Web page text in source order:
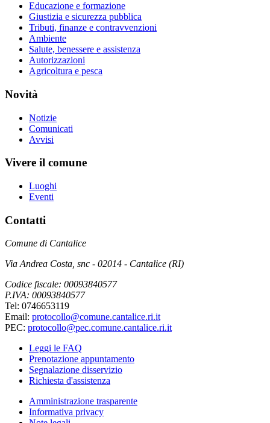
Educazione e formazione
Giustizia e sicurezza pubblica
Tributi, finanze e contravvenzioni
Ambiente
Salute, benessere e assistenza
Autorizzazioni
Agricoltura e pesca
Novità
Notizie
Comunicati
Avvisi
Vivere il comune
Luoghi
Eventi
Contatti
Comune di Cantalice
Via Andrea Costa, snc - 02014 - Cantalice (RI)
Codice fiscale: 00093840577
P.IVA: 00093840577
Tel: 0746653119
Email: protocollo@comune.cantalice.ri.it
PEC: protocollo@pec.comune.cantalice.ri.it
Leggi le FAQ
Prenotazione appuntamento
Segnalazione disservizio
Richiesta d'assistenza
Amministrazione trasparente
Informativa privacy